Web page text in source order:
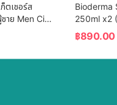
ตเชอร์ส
าย Men City
Shorts -
00P5
Bioderma
250ml x2
นซิ่งเช็ดทำค
สำหรับผิวแพ้
฿890.00